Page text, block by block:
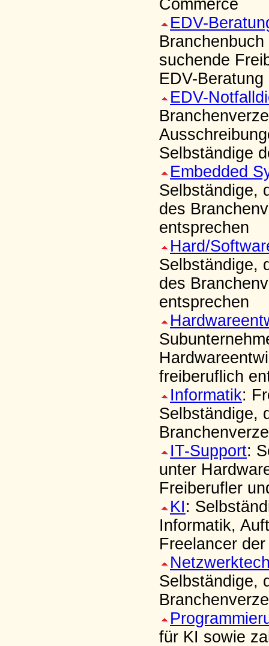
Commerce
EDV-
suchende
EDV-Beratung
EDV-
Selbständige
Embedded
Selbständige,
des
entsprechen
Hard/
Selbständige,
des
entsprechen
freiberuflich
Informatik:
Selbständige,
IT-Support:
unter
Freiberufler
KI:
Informatik,
Freelancer
Selbständige,
für KI sowie